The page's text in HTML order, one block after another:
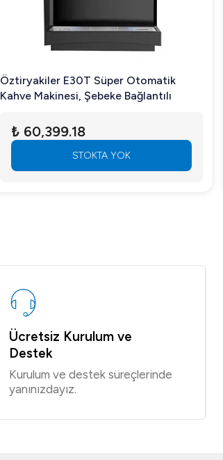
Öztiryakiler E30T Süper Otomatik
Kahve Makinesi, Şebeke Bağlantılı
₺ 60,399.18
STOKTA YOK
Ücretsiz Kurulum ve
Destek
Kurulum ve destek süreçlerinde
yanınızdayız.